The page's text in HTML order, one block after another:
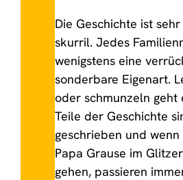
Die Geschichte ist
skurril. Jedes
wenigstens eine
sonderbare Eigenart.
oder schmunzeln geht
Teile der Geschichte
geschrieben und
Papa Grause im
gehen, passieren